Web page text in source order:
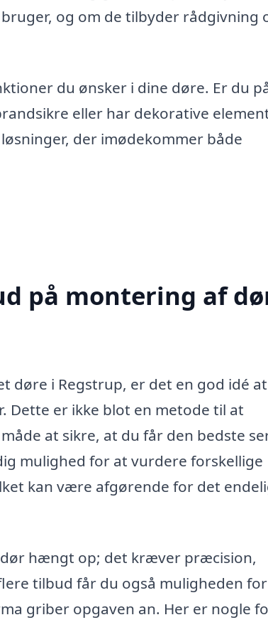
og om de tilbyder rådgivning
du ønsker i dine døre. Er du
eller har dekorative
der imødekommer både
på montering af
døre i Regstrup, er det en god idé at
Dette er ikke blot en metode til at
at sikre, at du får den bedste
mulighed for at vurdere forskellige
kan være afgørende for det
hængt op; det kræver præcision,
tilbud får du også muligheden
griber opgaven an. Her er nogle